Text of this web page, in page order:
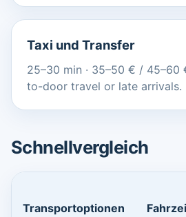
Taxi und Transfer
25–30 min · 35–50 € /
to-door travel or late arrivals.
Schnellvergleich
Transportoptionen